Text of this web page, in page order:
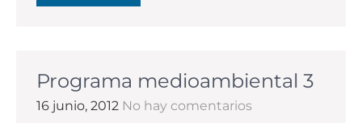
Programa medioambiental 3
16 junio, 2012 No hay comentarios